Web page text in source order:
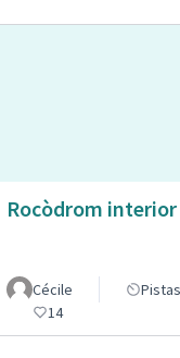
Rocòdrom
Cécile
14